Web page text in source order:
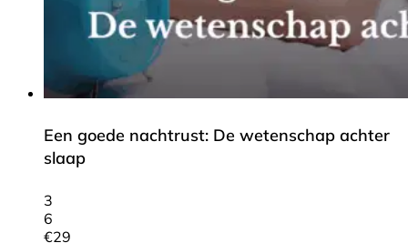
Een goede nachtrust: De wetenschap achter
slaap
3
6
€29